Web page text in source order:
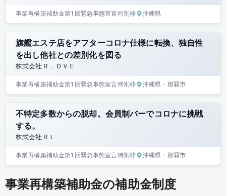
事業再構築補助金第1回緊急事態宣言特別枠 沖縄県
旗艦エステ店をアフターコロナ仕様に転換、独自性
を出し他社との差別化を図る
株式会社Ｒ．ＯＶＥ
事業再構築補助金第1回緊急事態宣言特別枠 沖縄県 ・那覇市
不特定多数からの脱却。会員制バーでコロナに挑戦
する。
株式会社ＲＬ
事業再構築補助金第1回緊急事態宣言特別枠 沖縄県 ・那覇市
事業再構築補助金の補助金制度